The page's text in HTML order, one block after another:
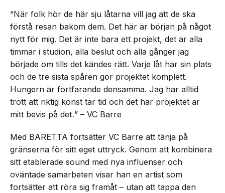
“När folk hör de här sju låtarna vill jag att de ska
förstå resan bakom dem. Det här är början på något
nytt för mig. Det är inte bara ett projekt, det är alla
timmar i studion, alla beslut och alla gånger jag
började om tills det kändes rätt. Varje låt har sin plats
och de tre sista spåren gör projektet komplett.
Hungern är fortfarande densamma. Jag har alltid
trott att riktig konst tar tid och det här projektet är
mitt bevis på det.” – VC Barre
Med BARETTA fortsätter VC Barre att tänja på
gränserna för sitt eget uttryck. Genom att kombinera
sitt etablerade sound med nya influenser och
oväntade samarbeten visar han en artist som
fortsätter att röra sig framåt – utan att tappa den